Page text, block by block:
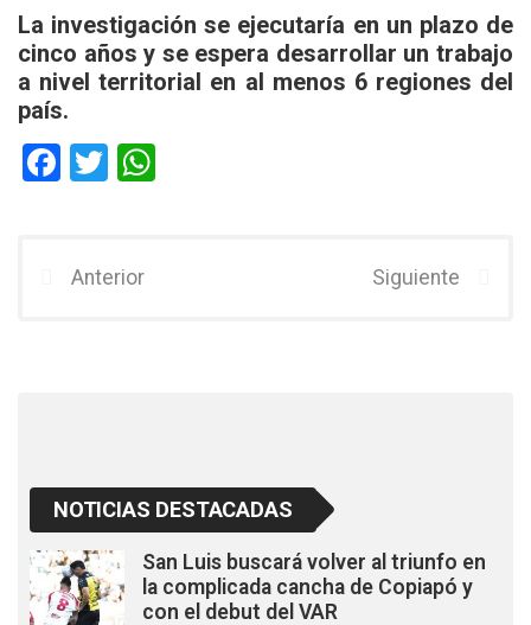
La investigación se ejecutaría en un plazo de
cinco años y se espera desarrollar un trabajo
a nivel territorial en al menos 6 regiones del
país.
F
b
T
er
Anterior Siguiente
NOTICIAS DESTACADAS
San Luis buscará volver al triunfo en
la complicada cancha de Copiapó y
con el debut del VAR